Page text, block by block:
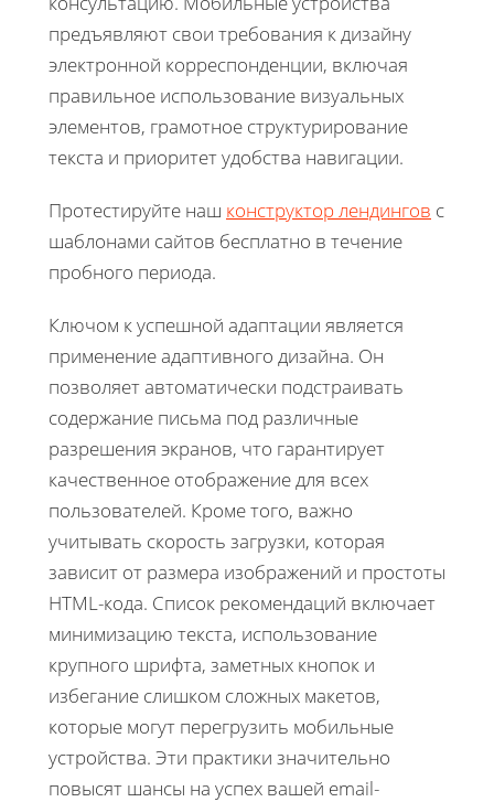
предъявляют свои требования к дизайну
электронной корреспонденции, включая
правильное использование визуальных
элементов, грамотное структурирование
текста и приоритет удобства навигации.
Протестируйте наш конструктор лендингов с
шаблонами сайтов бесплатно в течение
пробного периода.
Ключом к успешной адаптации является
применение адаптивного дизайна. Он
позволяет автоматически подстраивать
содержание письма под различные
разрешения экранов, что гарантирует
качественное отображение для всех
пользователей. Кроме того, важно
учитывать скорость загрузки, которая
зависит от размера изображений и простоты
HTML-кода. Список рекомендаций включает
минимизацию текста, использование
крупного шрифта, заметных кнопок и
избегание слишком сложных макетов,
которые могут перегрузить мобильные
устройства. Эти практики значительно
повысят шансы на успех вашей email-